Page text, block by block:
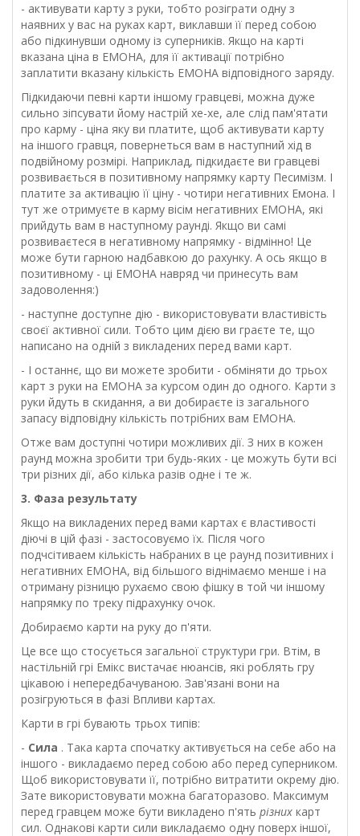
- активувати карту з руки, тобто розіграти одну з
наявних у вас на руках карт, виклавши її перед собою
або підкинувши одному із суперників. Якщо на карті
вказана ціна в ЕМОНА, для її активації потрібно
заплатити вказану кількість ЕМОНА відповідного заряду.
Підкидаючи певні карти іншому гравцеві, можна дуже
сильно зіпсувати йому настрій хе-хе, але слід пам'ятати
про карму - ціна яку ви платите, щоб активувати карту
на іншого гравця, повернеться вам в наступний хід в
подвійному розмірі. Наприклад, підкидаєте ви гравцеві
розвивається в позитивному напрямку карту Песимізм. І
платите за активацію її ціну - чотири негативних Емона. І
тут же отримуєте в карму вісім негативних ЕМОНА, які
прийдуть вам в наступному раунді. Якщо ви самі
розвиваєтеся в негативному напрямку - відмінно! Це
може бути гарною надбавкою до рахунку. А ось якщо в
позитивному - ці ЕМОНА навряд чи принесуть вам
задоволення:)
- наступне доступне дію - використовувати властивість
своєї активної сили. Тобто цим дією ви граєте те, що
написано на одній з викладених перед вами карт.
- І останнє, що ви можете зробити - обміняти до трьох
карт з руки на ЕМОНА за курсом один до одного. Карти з
руки йдуть в скидання, а ви добираєте із загального
запасу відповідну кількість потрібних вам ЕМОНА.
Отже вам доступні чотири можливих дії. З них в кожен
раунд можна зробити три будь-яких - це можуть бути всі
три різних дії, або кілька разів одне і те ж.
3. Фаза результату
Якщо на викладених перед вами картах є властивості
діючі в цій фазі - застосовуємо їх. Після чого
подчсітиваем кількість набраних в це раунд позитивних і
негативних ЕМОНА, від більшого віднімаємо менше і на
отриману різницю рухаємо свою фішку в той чи іншому
напрямку по треку підрахунку очок.
Добираємо карти на руку до п'яти.
Це все що стосується загальної структури гри. Втім, в
настільній грі Емікс вистачає нюансів, які роблять гру
цікавою і непередбачуваною. Зав'язані вони на
розігруються в фазі Впливи картах.
Карти в грі бувають трьох типів:
- Сила . Така карта спочатку активується на себе або на
іншого - викладаємо перед собою або перед суперником.
Щоб використовувати її, потрібно витратити окрему дію.
Зате використовувати можна багаторазово. Максимум
перед гравцем може бути викладено п'ять різних карт
сил. Однакові карти сили викладаємо одну поверх іншої,